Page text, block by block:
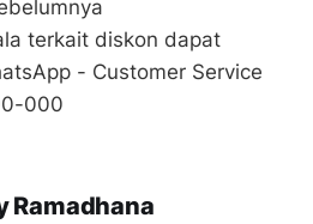
terkait diskon dapat
- Customer Service
000
Ramadhana